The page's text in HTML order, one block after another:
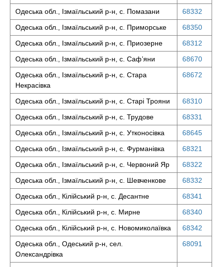
Одеська обл., Ізмаїльський р-н, с. Помазани
68332
Одеська обл., Ізмаїльський р-н, с. Приморське
68350
Одеська обл., Ізмаїльський р-н, с. Приозерне
68312
Одеська обл., Ізмаїльський р-н, с. Саф’яни
68670
Одеська обл., Ізмаїльський р-н, с. Стара
Некрасівка
68672
Одеська обл., Ізмаїльський р-н, с. Старі Трояни
68310
Одеська обл., Ізмаїльський р-н, с. Трудове
68331
Одеська обл., Ізмаїльський р-н, с. Утконосівка
68645
Одеська обл., Ізмаїльський р-н, с. Фурманівка
68321
Одеська обл., Ізмаїльський р-н, с. Червоний Яр
68322
Одеська обл., Ізмаїльський р-н, с. Шевченкове
68332
Одеська обл., Кілійський р-н, с. Десантне
68341
Одеська обл., Кілійський р-н, с. Мирне
68340
Одеська обл., Кілійський р-н, с. Новомиколаївка
68342
Одеська обл., Одеський р-н, сел.
Олександрівка
68091